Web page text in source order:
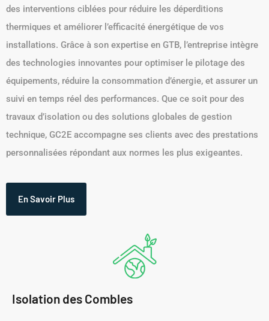
des interventions ciblées pour réduire les déperditions
thermiques et améliorer l’efficacité énergétique de vos
installations. Grâce à son expertise en GTB, l’entreprise intègre
des technologies innovantes pour optimiser le pilotage des
équipements, réduire la consommation d’énergie, et assurer un
suivi en temps réel des performances. Que ce soit pour des
travaux d’isolation ou des solutions globales de gestion
technique, GC2E accompagne ses clients avec des prestations
personnalisées répondant aux normes les plus exigeantes.
En Savoir Plus
Isolation des Combles